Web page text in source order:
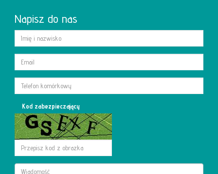
Napisz do nas
Kod zabezpieczający